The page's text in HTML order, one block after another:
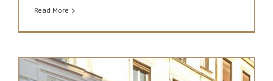
Read More